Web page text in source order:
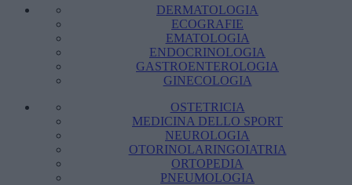
DERMATOLOGIA
ECOGRAFIE
EMATOLOGIA
ENDOCRINOLOGIA
GASTROENTEROLOGIA
GINECOLOGIA
OSTETRICIA
MEDICINA DELLO SPORT
NEUROLOGIA
OTORINOLARINGOIATRIA
ORTOPEDIA
PNEUMOLOGIA